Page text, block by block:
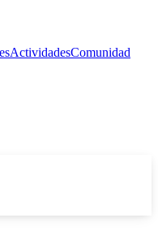
ActividadesComunidad